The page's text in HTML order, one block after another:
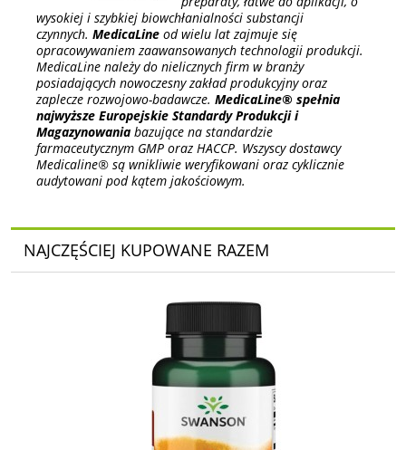
wysokiej i szybkiej biowchłanialności substancji
czynnych. MedicaLine od wielu lat zajmuje się
opracowywaniem zaawansowanych technologii produkcji.
MedicaLine należy do nielicznych firm w branży
posiadających nowoczesny zakład produkcyjny oraz
zaplecze rozwojowo-badawcze. MedicaLine® spełnia
najwyższe Europejskie Standardy Produkcji i
Magazynowania bazujące na standardzie
farmaceutycznym GMP oraz HACCP. Wszyscy dostawcy
Medicaline® są wnikliwie weryfikowani oraz cyklicznie
audytowani pod kątem jakościowym.
NAJCZĘŚCIEJ KUPOWANE RAZEM